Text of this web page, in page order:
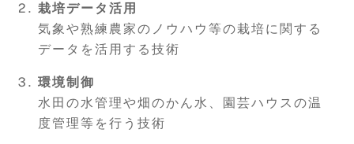
栽培データ活用
気象や熟練農家のノウハウ等の栽培に関する
データを活用する技術
環境制御
水田の水管理や畑のかん水、園芸ハウスの温
度管理等を行う技術